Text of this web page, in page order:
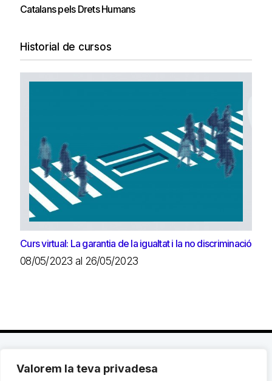
Valorem la teva privadesa
Catalans pels Drets Humans
Historial de cursos
Curs virtual: La garantia de la igualtat i la no discriminació
08/05/2023 al 26/05/2023
C. Avinyó 44, 2n | 08002 Barcelona |